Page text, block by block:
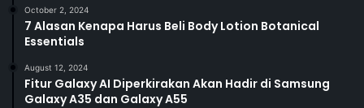
October 2, 2024
7 Alasan Kenapa Harus Beli Body Lotion Botanical
Essentials
August 12, 2024
Fitur Galaxy AI Diperkirakan Akan Hadir di Samsung
Galaxy A35 dan Galaxy A55